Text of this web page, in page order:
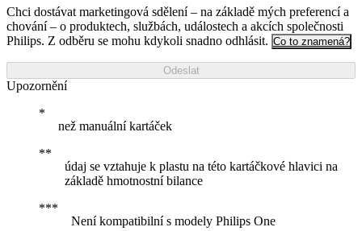
Chci dostávat marketingová sdělení – na základě mých preferencí a
chování – o produktech, službách, událostech a akcích společnosti
Philips. Z odběru se mohu kdykoli snadno odhlásit. Co to znamená?
Odeslat
Upozornění
než manuální kartáček
údaj se vztahuje k plastu na této kartáčkové hlavici na
základě hmotnostní bilance
Není kompatibilní s modely Philips One